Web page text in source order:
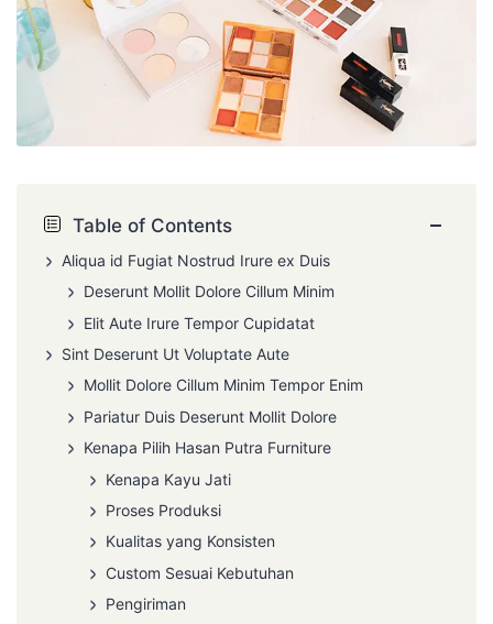
Table of Contents −
Aliqua id Fugiat Nostrud Irure ex Duis
Deserunt Mollit Dolore Cillum Minim
Elit Aute Irure Tempor Cupidatat
Sint Deserunt Ut Voluptate Aute
Mollit Dolore Cillum Minim Tempor Enim
Pariatur Duis Deserunt Mollit Dolore
Kenapa Pilih Hasan Putra Furniture
Kenapa Kayu Jati
Proses Produksi
Kualitas yang Konsisten
Custom Sesuai Kebutuhan
Pengiriman